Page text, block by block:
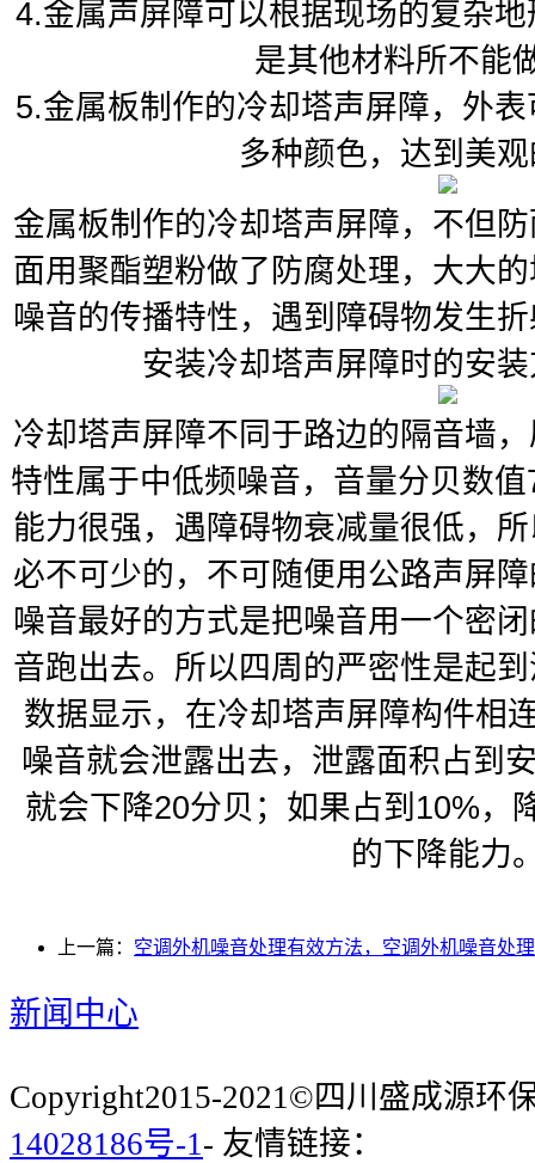
4.金属声屏障可以根据现场的复杂
是其他材料所不能
5.金属板制作的冷却塔声屏障，外
多种颜色，达到美
金属板制作的冷却塔声屏障，不但
面用聚酯塑粉做了防腐处理，大大
噪音的传播特性，遇到障碍物发生
安装冷却塔声屏障时的安
冷却塔声屏障不同于路边的隔音墙
特性属于中低频噪音，音量分贝数
能力很强，遇障碍物衰减量很低，
必不可少的，不可随便用公路声屏
噪音最好的方式是把噪音用一个密
音跑出去。所以四周的严密性是起
数据显示，在冷却塔声屏障构件相
噪音就会泄露出去，泄露面积占到
就会下降20分贝；如果占到10%，
的下降能力
上一篇： 空调外机噪音处理有效方法，空调外机噪音处
新闻中心
Copyright2015-2021©四川盛成源环
14028186号-1 - 友情链接：